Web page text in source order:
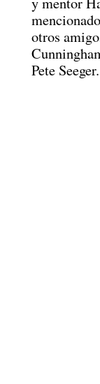
otros
Pete Seeger.